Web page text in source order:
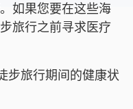
如果您要在这些海
旅行之前寻求医疗
步旅行期间的健康状